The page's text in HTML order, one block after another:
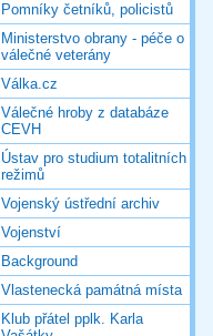
Pomníky četníků, policistů
Ministerstvo obrany - péče o
válečné veterány
Válka.cz
Válečné hroby z databáze
CEVH
Ústav pro studium totalitních
režimů
Vojenský ústřední archiv
Vojenství
Background
Vlastenecká památná místa
Klub přátel pplk. Karla